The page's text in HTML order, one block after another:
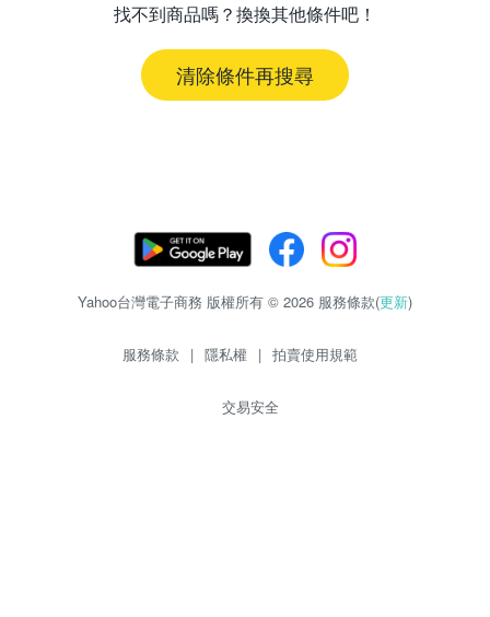
找不到商品嗎？換換其他條件吧！
清除條件再搜尋
Yahoo台灣電子商務 版權所有 © 2026 服務條款(更新)
服務條款 | 隱私權 | 拍賣使用規範
交易安全